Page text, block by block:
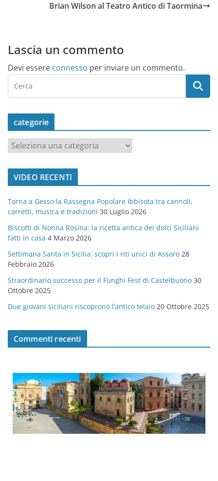
Brian Wilson al Teatro Antico di Taormina
Lascia un commento
Devi essere connesso per inviare un commento.
categorie
a
t
o
r
i
e
VIDEO RECENTI
Torna a Gesso la Rassegna Popolare Ibbisota tra cannoli,
carretti, musica e tradizioni 30 Luglio 2026
Biscotti di Nonna Rosina: la ricetta antica dei dolci Siciliani
fatti in casa 4 Marzo 2026
Settimana Santa in Sicilia: scopri i riti unici di Assoro 28
Febbraio 2026
Straordinario successo per il Funghi Fest di Castelbuono 30
Ottobre 2025
Due giovani siciliani riscoprono l’antico telaio 20 Ottobre 2025
Commenti recenti